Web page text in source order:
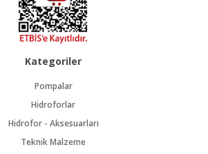
Kategoriler
Pompalar
Hidroforlar
Hidrofor - Aksesuarları
Teknik Malzeme